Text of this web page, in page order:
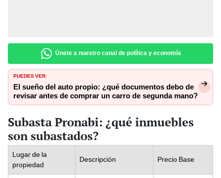
Únete a nuestro canal de política y economía
PUEDES VER:
El sueño del auto propio: ¿qué documentos debo de
revisar antes de comprar un carro de segunda mano?
Subasta Pronabi: ¿qué inmuebles
son subastados?
Lugar de la
propiedad
Descripción Precio Base